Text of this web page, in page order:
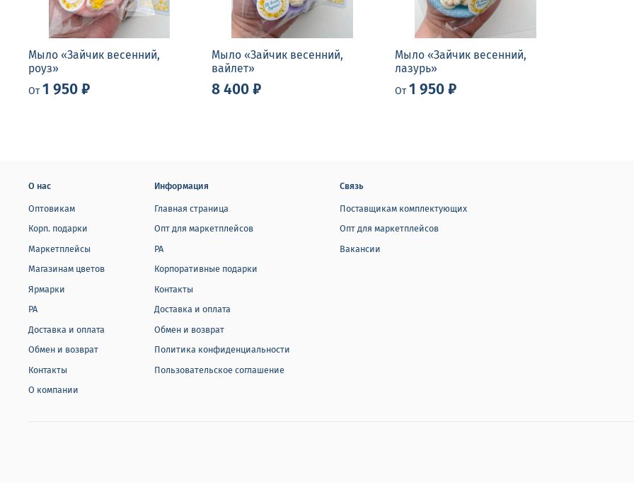
Мыло «Зайчик весенний,
роуз»
От 1 950 ₽
Мыло «Зайчик весенний,
вайлет»
8 400 ₽
Мыло «Зайчик весенний,
лазурь»
От 1 950 ₽
О нас
Оптовикам
Корп. подарки
Маркетплейсы
Магазинам цветов
Ярмарки
РА
Доставка и оплата
Обмен и возврат
Контакты
О компании
Информация
Главная страница
Опт для маркетплейсов
РА
Корпоративные подарки
Контакты
Доставка и оплата
Обмен и возврат
Политика конфиденциальности
Пользовательское соглашение
Связь
Поставщикам комплектующих
Опт для маркетплейсов
Вакансии